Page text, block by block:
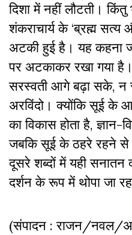
दिशा में नहीं लौटती।
शंकराचार्य के ‘ब्रह्म सत्य
अटकी हुई है। यह कहना
पर अटकाकर रखा गया
सरस्वती आगे बढ़ा सके, न
अरविंदो। क्योंकि सूई के
का विकास होता है, ज्ञान-
जबकि सूई के ठहरे रहने से
दूसरे शब्दों में यही सनातन
दर्शन के रूप में थोपा जा
(संपादन : राजन/नवल/